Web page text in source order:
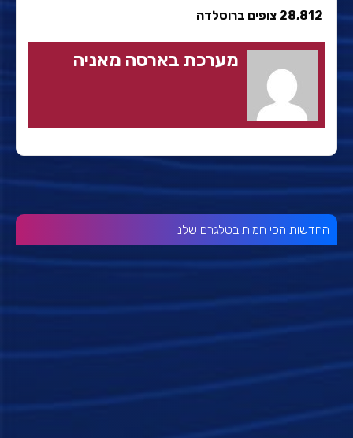
מערכת בארסה מאניה
החדשות הכי חמות בטלגרם שלנו